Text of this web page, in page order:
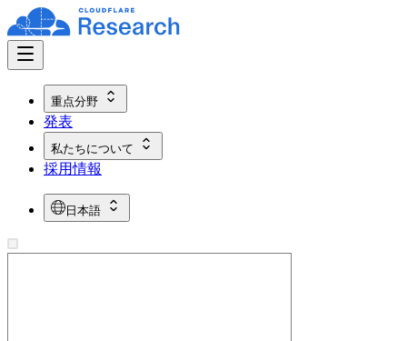
重点分野
発表
私たちについて
採用情報
日本語